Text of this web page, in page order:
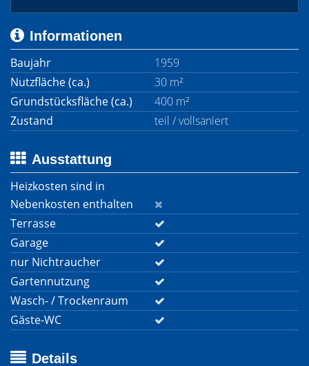
Informationen
Baujahr
1959
Nutzfläche (ca.)
30 m²
Grundstücksfläche (ca.)
400 m²
Zustand
teil / vollsaniert
Ausstattung
Heizkosten sind in
Nebenkosten enthalten
Terrasse
Garage
nur Nichtraucher
Gartennutzung
Wasch- / Trockenraum
Gäste-WC
Details